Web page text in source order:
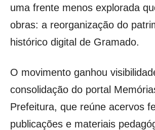
uma frente menos explorada
obras: a reorganização do
histórico digital de Gramado.
O movimento ganhou
consolidação do portal
Prefeitura, que reúne acervos
publicações e materiais